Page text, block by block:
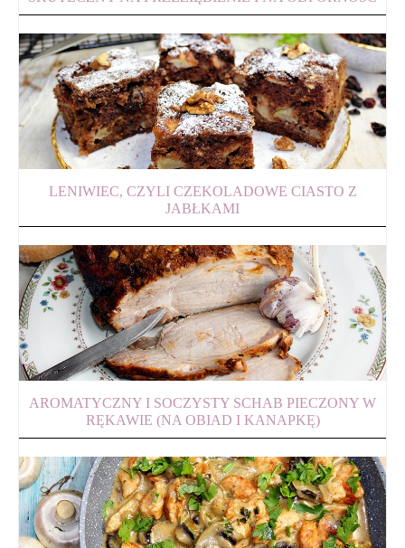
LENIWIEC, CZYLI CZEKOLADOWE CIASTO Z
JABŁKAMI
AROMATYCZNY I SOCZYSTY SCHAB PIECZONY W
RĘKAWIE (NA OBIAD I KANAPKĘ)